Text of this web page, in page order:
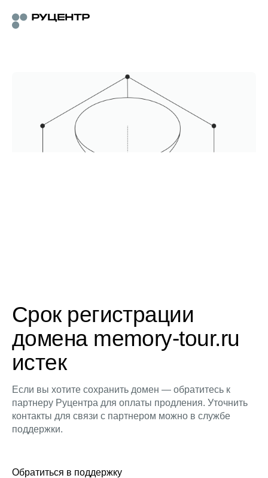
Срок регистрации
домена memory-tour.ru
истек
Если вы хотите сохранить домен — обратитесь к
партнеру Руцентра для оплаты продления. Уточнить
контакты для связи с партнером можно в службе
поддержки.
Обратиться в поддержку